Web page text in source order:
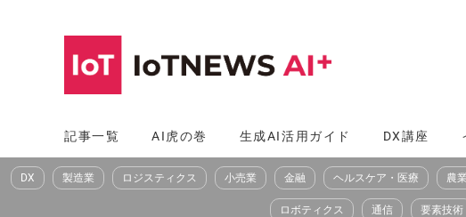
へ
ス
記事一覧 AI虎の巻 生成AI活用ガイド DX講座
DX 製造業 ロジスティクス 小売業 金融 ヘルスケア・医療 農業
ロボティクス 通信 要素技術